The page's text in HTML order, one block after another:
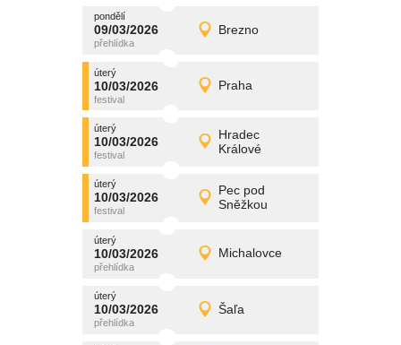
pondělí
09/03/2026 Brezno
pondělí
09/03/2026 Detail
promítání
úterý
10/03/2026 Praha
úterý
10/03/2026 Detail
promítání
úterý
10/03/2026
Hradec
Králové
úterý
10/03/2026 Detail
promítání
úterý
10/03/2026
Pec pod
Sněžkou
úterý
10/03/2026 Detail
promítání
úterý
10/03/2026 Michalovce
úterý
10/03/2026 Detail
promítání
úterý
10/03/2026 Šaľa
úterý
10/03/2026 Detail
promítání